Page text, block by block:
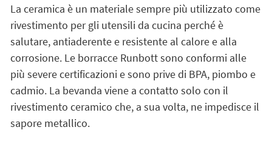
La ceramica è un materiale sempre più utilizzato come
rivestimento per gli utensili da cucina perché è
salutare, antiaderente e resistente al calore e alla
corrosione. Le borracce Runbott sono conformi alle
più severe certificazioni e sono prive di BPA, piombo e
cadmio. La bevanda viene a contatto solo con il
rivestimento ceramico che, a sua volta, ne impedisce il
sapore metallico.